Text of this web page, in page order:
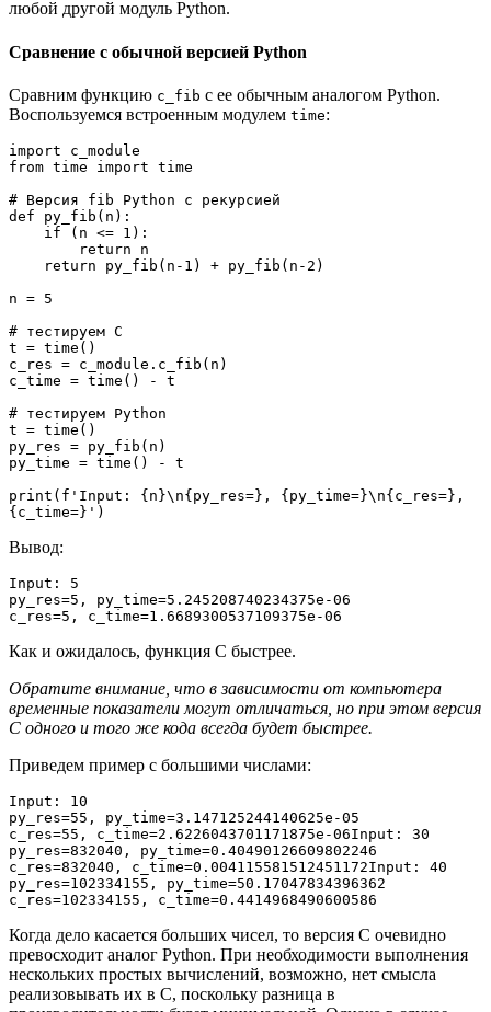
любой другой модуль Python.
Сравнение с обычной версией Python
Сравним функцию c_fib с ее обычным аналогом Python.
Воспользуемся встроенным модулем time:
import c_module
from time import time
# Версия fib Python с рекурсией
def py_fib(n):
    if (n <= 1):
        return n
    return py_fib(n-1) + py_fib(n-2)
n = 5
# тестируем C
t = time()
c_res = c_module.c_fib(n)
c_time = time() - t
# тестируем Python
t = time()
py_res = py_fib(n)
py_time = time() - t
print(f'Input: {n}\n{py_res=}, {py_time=}\n{c_res=},
{c_time=}')
Вывод:
Input: 5
py_res=5, py_time=5.245208740234375e-06
c_res=5, c_time=1.6689300537109375e-06
Как и ожидалось, функция С быстрее.
Обратите внимание, что в зависимости от компьютера
временные показатели могут отличаться, но при этом версия
С одного и того же кода всегда будет быстрее.
Приведем пример с большими числами:
Input: 10
py_res=55, py_time=3.147125244140625e-05
c_res=55, c_time=2.6226043701171875e-06Input: 30
py_res=832040, py_time=0.40490126609802246
c_res=832040, c_time=0.004115581512451172Input: 40
py_res=102334155, py_time=50.17047834396362
c_res=102334155, c_time=0.4414968490600586
Когда дело касается больших чисел, то версия С очевидно
превосходит аналог Python. При необходимости выполнения
нескольких простых вычислений, возможно, нет смысла
реализовывать их в С, поскольку разница в